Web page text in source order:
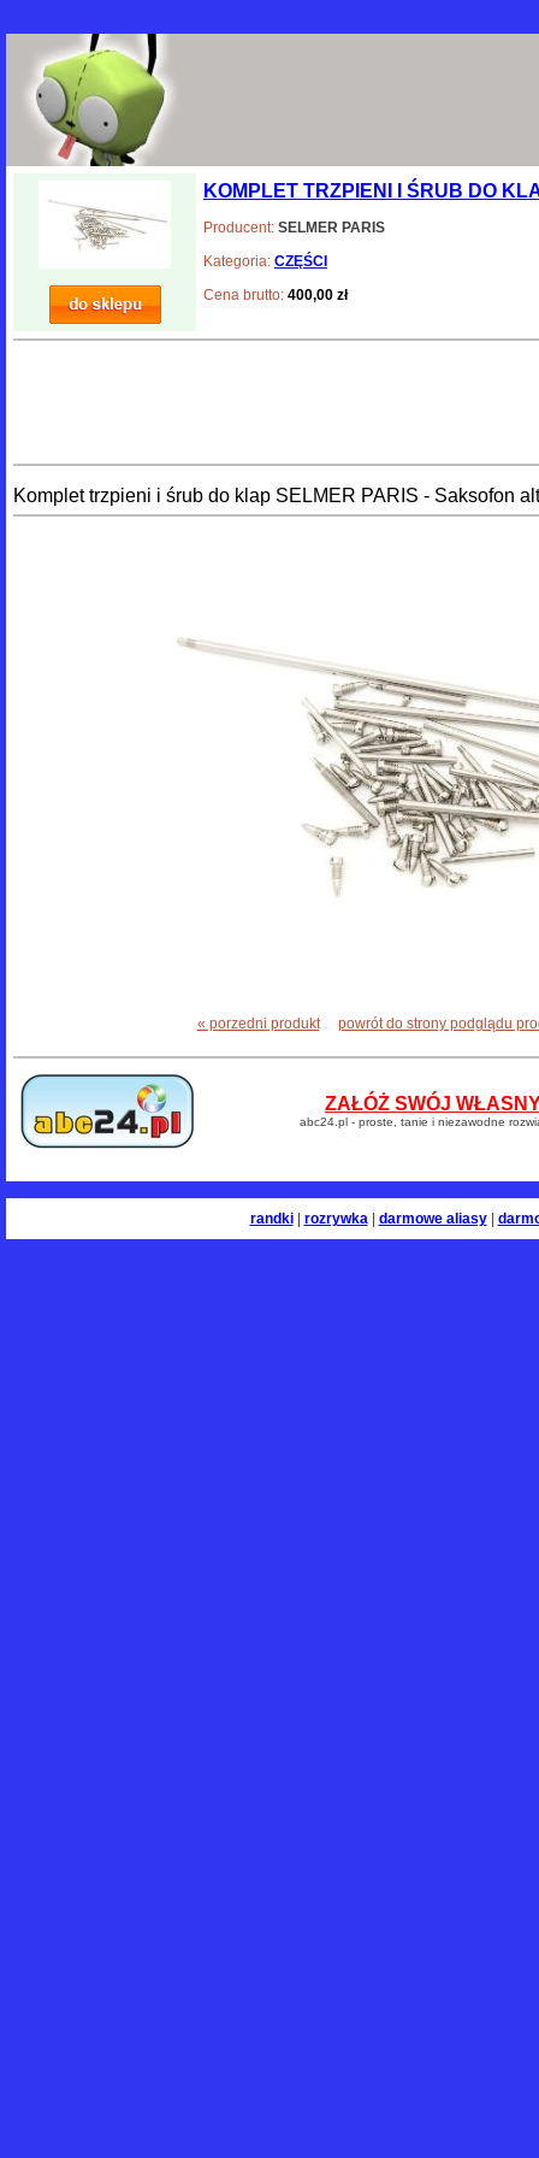
KOMPLET TRZPIENI I ŚRUB DO
Producent: SELMER PARIS
Kategoria: CZĘŚCI
Cena brutto: 400,00 zł
Komplet trzpieni i śrub do klap SELMER PARIS - Saksofon
« porzedni produkt powrót do strony podglądu
ZAŁÓŻ SWÓJ
abc24.pl - proste, tanie i niezawodne
randki| rozrywka| darmowe aliasy|